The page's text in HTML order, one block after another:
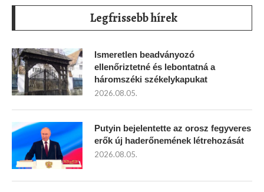
Legfrissebb hírek
Ismeretlen beadványozó
ellenőriztetné és lebontatná a
háromszéki székelykapukat
2026.08.05.
Putyin bejelentette az orosz fegyveres
erők új haderőnemének létrehozását
2026.08.05.